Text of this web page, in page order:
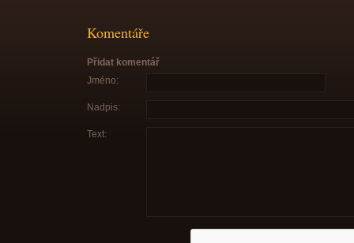
Komentáře
Přidat komentář
Jméno:
Nadpis:
Text: